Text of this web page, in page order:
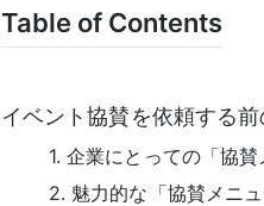
Table of Contents
イベント協賛を依頼する
1. 企業にとっての「協
2. 魅力的な「協賛メニ